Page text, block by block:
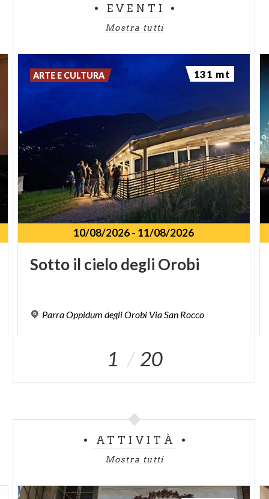
EVENTI
Mostra tutti
10/08/2026- 11/08/2026
Sotto il cielodegli Orobi
ParraOppidum degliOrobi ViaSan Rocco
ARTE E CULTURA 131 mt
1 20
ATTIVITÀ
Mostra tutti